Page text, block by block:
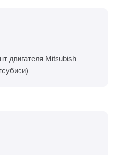
двигателя Mitsubishi